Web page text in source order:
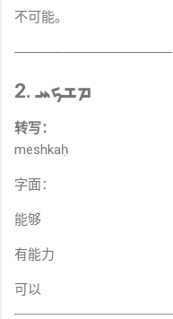
不可能。
────────────────
2. ܡܫܟܚ
转写：
meshkaḥ
字面：
能够
有能力
可以